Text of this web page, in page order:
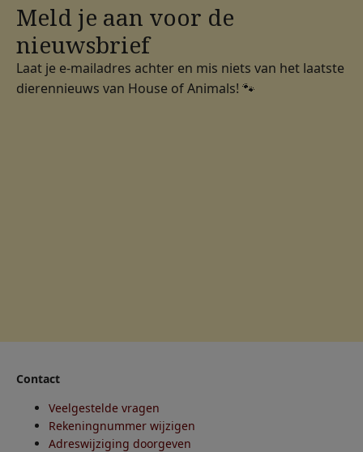
Meld je aan voor de
nieuwsbrief
Laat je e-mailadres achter en mis niets van het laatste
dierennieuws van House of Animals! 🐾
Contact
Veelgestelde vragen
Rekeningnummer wijzigen
Adreswijziging doorgeven